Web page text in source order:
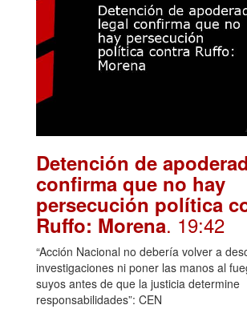
Detención de
confirma que no hay
persecución política
Ruffo: Morena. 19:42
“Acción Nacional no debería volver a
investigaciones ni poner las manos al
suyos antes de que la justicia determine
responsabilidades”: CEN